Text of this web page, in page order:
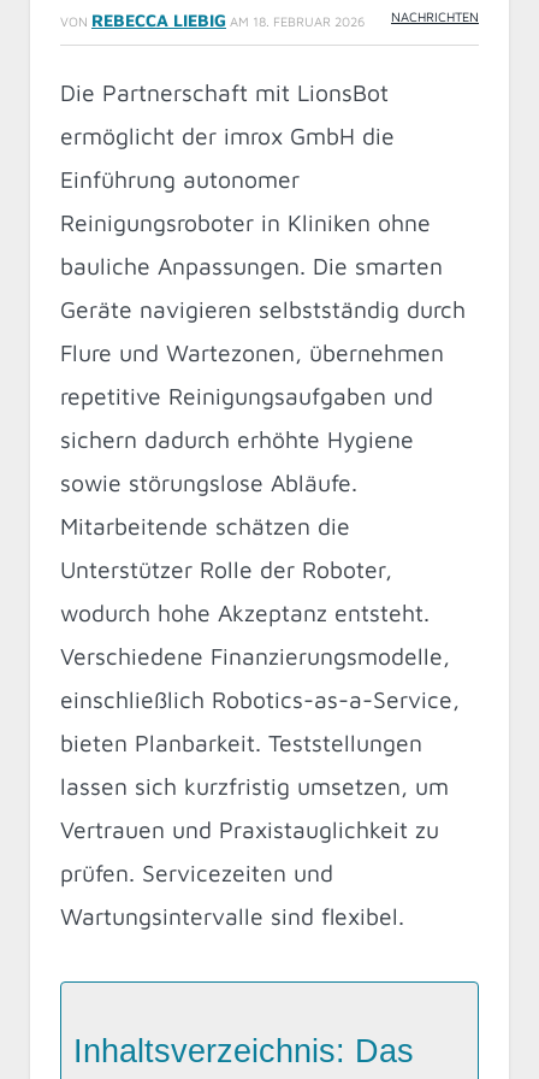
VON REBECCA LIEBIG AM 18. FEBRUAR 2026 NACHRICHTEN
Die Partnerschaft mit LionsBot
ermöglicht der imrox GmbH die
Einführung autonomer
Reinigungsroboter in Kliniken ohne
bauliche Anpassungen. Die smarten
Geräte navigieren selbstständig durch
Flure und Wartezonen, übernehmen
repetitive Reinigungsaufgaben und
sichern dadurch erhöhte Hygiene
sowie störungslose Abläufe.
Mitarbeitende schätzen die
Unterstützer Rolle der Roboter,
wodurch hohe Akzeptanz entsteht.
Verschiedene Finanzierungsmodelle,
einschließlich Robotics-as-a-Service,
bieten Planbarkeit. Teststellungen
lassen sich kurzfristig umsetzen, um
Vertrauen und Praxistauglichkeit zu
prüfen. Servicezeiten und
Wartungsintervalle sind flexibel.
Inhaltsverzeichnis: Das